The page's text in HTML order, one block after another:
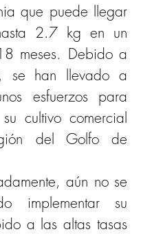
que puede llegar
2.7 kg en un
meses. Debido a
se han llevado a
esfuerzos para
cultivo comercial
del Golfo de
aún no se
implementar su
a las altas tasas